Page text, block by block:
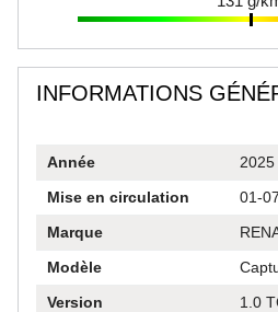
recommande sans la
je n’oublierai pas ses
remettant les clés : «
INFORMATIONS
Année
2025
Mise en circulation
01-
Marque
Modèle
Version
1.0